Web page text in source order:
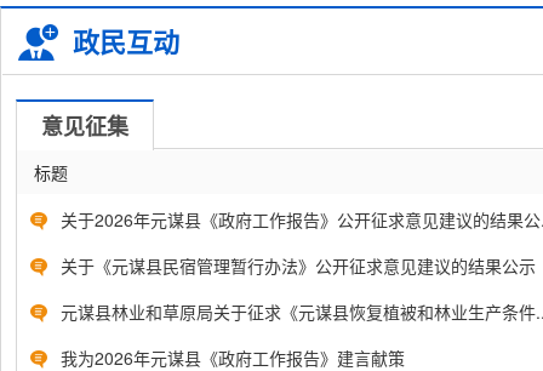
政民互动
意见征集
标题
关于2026年元谋县《政府工作报告》公开征求意见建议的结果
关于《元谋县民宿管理暂行办法》公开征求意见建议的结果公示
元谋县林业和草原局关于征求《元谋县恢复植被和林业生产条件
我为2026年元谋县《政府工作报告》建言献策